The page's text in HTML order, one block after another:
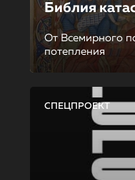
Библия
От Всемирного
потепления
СПЕЦПРОЕКТ